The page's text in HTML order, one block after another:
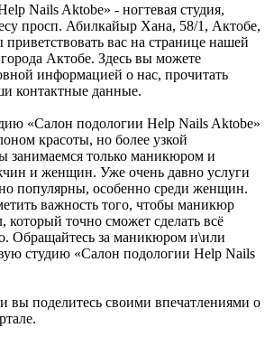
Nails Aktobe» - ногтевая студия,
просп. Абилкайыр Хана, 58/1, Актобе,
вас на странице нашей
Актобе. Здесь вы можете
информацией о нас, прочитать
контактные данные.
«Салон подологии Нelp Nails Aktobe»
красоты, но более узкой
занимаемся только маникюром и
и женщин. Уже очень давно услуги
популярны, особенно среди женщин.
важность того, чтобы маникюр
который точно сможет сделать всё
Обращайтесь за маникюром и\или
студию «Салон подологии Нelp Nails
вы поделитесь своими впечатлениями о